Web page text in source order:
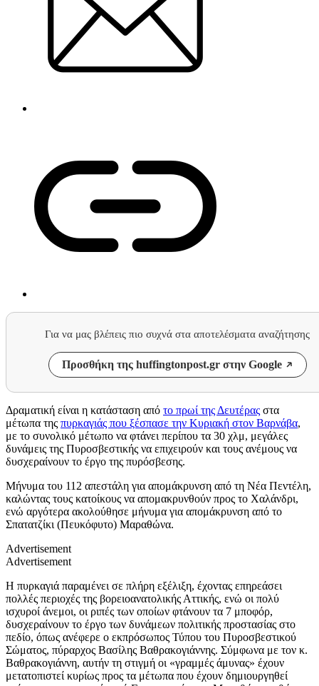
Για να μας βλέπεις πιο συχνά στα αποτελέσματα αναζήτησης
Προσθήκη της huffingtonpost.gr στην Google
Δραματική είναι η κατάσταση από το πρωί της Δευτέρας στα
μέτωπα της πυρκαγιάς που ξέσπασε την Κυριακή στον Βαρνάβα,
με το συνολικό μέτωπο να φτάνει περίπου τα 30 χλμ, μεγάλες
δυνάμεις της Πυροσβεστικής να επιχειρούν και τους ανέμους να
δυσχεραίνουν το έργο της πυρόσβεσης.
Μήνυμα του 112 απεστάλη για απομάκρυνση από τη Νέα Πεντέλη,
καλώντας τους κατοίκους να απομακρυνθούν προς το Χαλάνδρι,
ενώ αργότερα ακολούθησε μήνυμα για απομάκρυνση από το
Σπατατζίκι (Πευκόφυτο) Μαραθώνα.
Advertisement
Advertisement
Η πυρκαγιά παραμένει σε πλήρη εξέλιξη, έχοντας επηρεάσει
πολλές περιοχές της βορειοανατολικής Αττικής, ενώ οι πολύ
ισχυροί άνεμοι, οι ριπές των οποίων φτάνουν τα 7 μποφόρ,
δυσχεραίνουν το έργο των δυνάμεων πολιτικής προστασίας στο
πεδίο, όπως ανέφερε ο εκπρόσωπος Τύπου του Πυροσβεστικού
Σώματος, πύραρχος Βασίλης Βαθρακογιάννης. Σύμφωνα με τον κ.
Βαθρακογιάννη, αυτήν τη στιγμή οι «γραμμές άμυνας» έχουν
μετατοπιστεί κυρίως προς τα μέτωπα που έχουν δημιουργηθεί